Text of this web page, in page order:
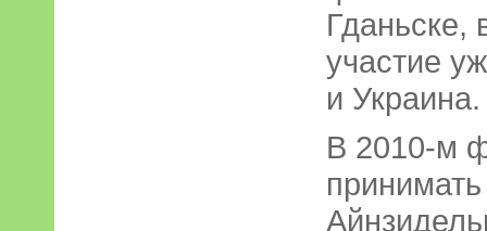
Гданьске,
участие
и Украина.
В 2010-м